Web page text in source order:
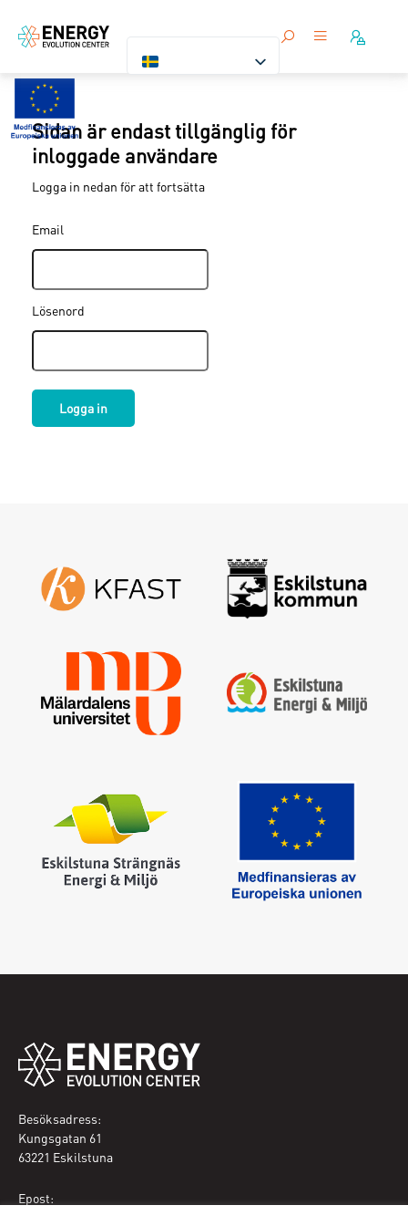
Sidan är endast tillgänglig för
inloggade användare
Logga in nedan för att fortsätta
Email
Lösenord
Besöksadress:
Kungsgatan 61
63221 Eskilstuna
Epost:
Logga in
Jag har glömt mitt lösenord
Glömt lösenordet ?
Skapa nytt lösenord